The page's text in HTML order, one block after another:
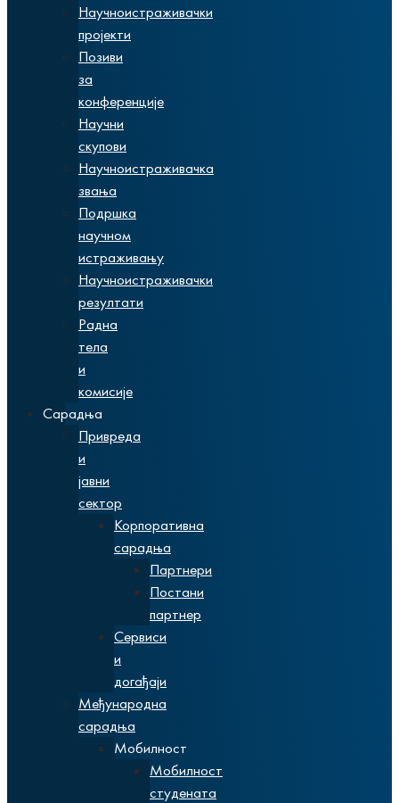
Научноистраживачки
пројекти
Позиви
за
конференције
Научни
скупови
Научноистраживачка
звања
Подршка
научном
истраживању
Научноистраживачки
резултати
Радна
тела
и
комисије
Сарадња
Привреда
и
јавни
сектор
Корпоративна
сарадња
Партнери
Постани
партнер
Сервиси
и
догађаји
Међународна
сарадња
Мобилност
Мобилност
студената